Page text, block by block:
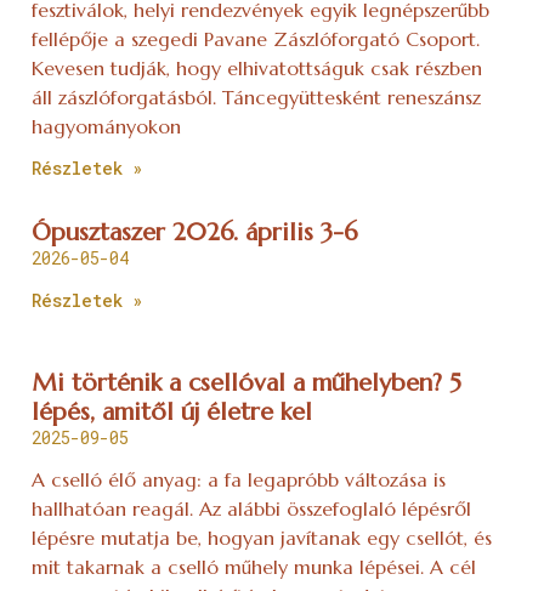
2025-09-05
A cselló élő anyag: a fa legapróbb változása is
hallhatóan reagál. Az alábbi összefoglaló lépésről
lépésre mutatja be, hogyan javítanak egy csellót, és
mit takarnak a cselló műhely munka lépései. A cél
nem pusztán hibaelhárítás, hanem tudatos
javítás.
Részletek »
2025. augusztus 21-24. között rendezték
meg Magyarország legrégebbi, legjelentősebb
hírű XXIV. Savaria Történelmi Karnevált! A Savaria
Történelmi Karnevál először 1961. szeptember 24-én,
Részletek »